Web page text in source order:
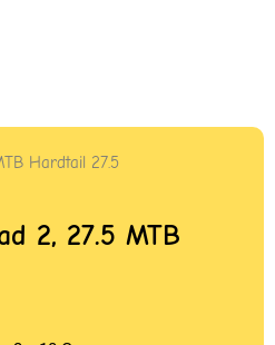
Hardtail 27.5
2, 27.5 MTB